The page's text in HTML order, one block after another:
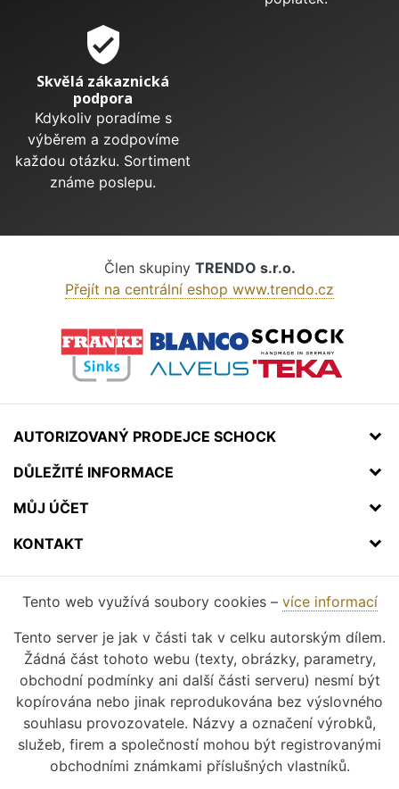
verified_user
Skvělá zákaznická
podpora
Kdykoliv poradíme s
výběrem a zodpovíme
každou otázku. Sortiment
známe poslepu.
Člen skupiny TRENDO s.r.o.
Přejít na centrální eshop www.trendo.cz
AUTORIZOVANÝ PRODEJCE SCHOCK
DŮLEŽITÉ INFORMACE
MŮJ ÚČET
KONTAKT
Tento web využívá soubory cookies – více informací
Tento server je jak v části tak v celku autorským dílem.
Žádná část tohoto webu (texty, obrázky, parametry,
obchodní podmínky ani další části serveru) nesmí být
kopírována nebo jinak reprodukována bez výslovného
souhlasu provozovatele. Názvy a označení výrobků,
služeb, firem a společností mohou být registrovanými
obchodními známkami příslušných vlastníků.